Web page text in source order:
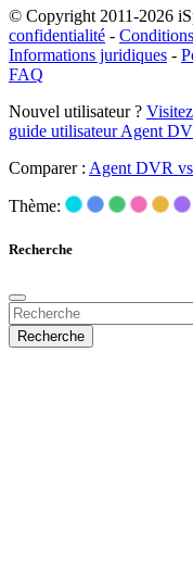
© Copyright 2011-2026
confidentialité -
Informations juridiques -
FAQ
Nouvel utilisateur ?
guide utilisateur Agent
Comparer : Agent DVR
Thème:
Recherche
Recherche